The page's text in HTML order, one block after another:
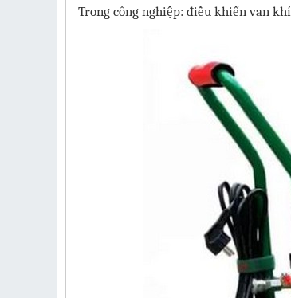
Trong công nghiệp: điều khiển van